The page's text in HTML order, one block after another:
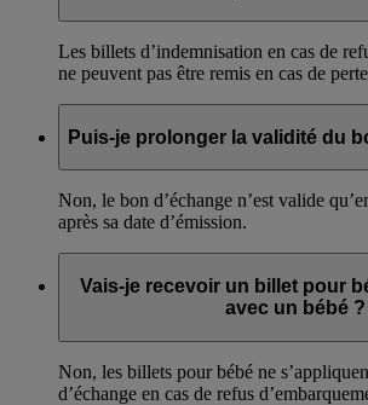
Les billets d’indemnisation en cas de
ne peuvent pas être remis en cas de
Puis-je prolonger la validité du
Non, le bon d’échange n’est valide
après sa date d’émission.
Vais-je recevoir un billet pour
avec un bébé ?
Non, les billets pour bébé ne
d’échange en cas de refus